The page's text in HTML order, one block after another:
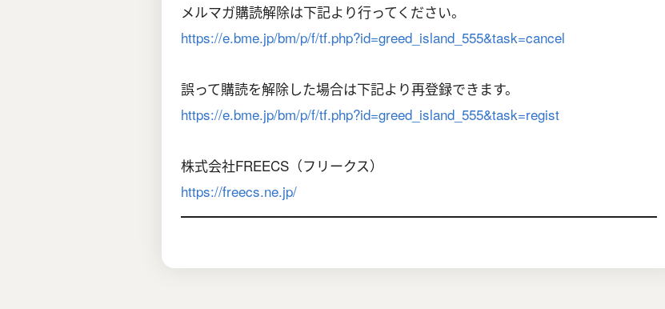
メルマガ購読解除は下記より行ってください。
https://e.bme.jp/bm/p/f/tf.php?id=greed_island_555&task=cancel
誤って購読を解除した場合は下記より再登録できます。
https://e.bme.jp/bm/p/f/tf.php?id=greed_island_555&task=regist
株式会社FREECS（フリークス）
https://freecs.ne.jp/
━━━━━━━━━━━━━━━━━━━━━━━━━━━━━━━━━━━